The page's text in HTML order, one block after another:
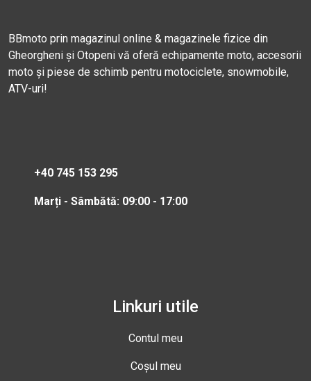
BBmoto prin magazinul online & magazinele fizice din
Gheorgheni și Otopeni vă oferă echipamente moto, accesorii
moto și piese de schimb pentru motociclete, snowmobile,
ATV-uri!
+40 745 153 295
Marți - Sâmbătă: 09:00 - 17:00
Linkuri utile
Contul meu
Coșul meu